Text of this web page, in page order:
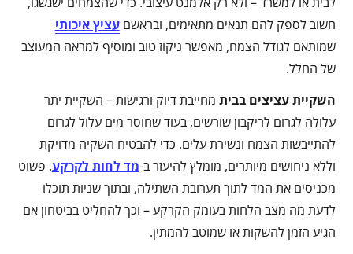
חשוב לספק להם תנאים מתאימים, ובראשםעציץ איכותי
שמותאם לגודל הצמח, מאפשר ניקוז טוב ומוסיף למראה המעוצב
של החלל.
השקיית עציצים בבית מחייבת דיוק ורגישות – השקיית יתר
עלולה לגרום לריקבון שורשים, בעוד שחוסר מים עלול לגרום
להתייבשות הצמח ונשירת עלים. כדי להבטיח השקיה מדויקת
וללא ניחושים מיותרים, מומלץ להיעזר ב-מד לחות לקרקע. פשוט
מכניסים את המד לתוך תערובת השתילה, ובתוך שניות תוכלו
לדעת מה מצב הלחות בעומק הקרקע – וכך להחליט בביטחון אם
הגיע הזמן להשקות או שמוטב להמתין.